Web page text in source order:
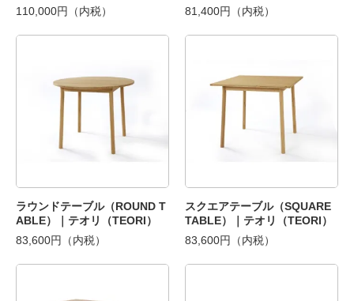
110,000円（内税）
81,400円（内税）
ラウンドテーブル（ROUND T
ABLE）｜テオリ（TEORI）
83,600円（内税）
スクエアテーブル（SQUARE
TABLE）｜テオリ（TEORI）
83,600円（内税）